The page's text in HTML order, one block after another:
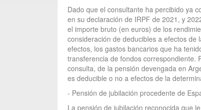
Dado que el consultante ha percibido ya
en su declaración de IRPF de 2021, y
el importe bruto (en euros) de los
consideración de deducibles a efectos
efectos, los gastos bancarios que ha
transferencia de fondos correspondiente.
consulta, de la pensión devengada en
es deducible o no a efectos de la
- Pensión de jubilación procedente de
La pensión de jubilación reconocida que